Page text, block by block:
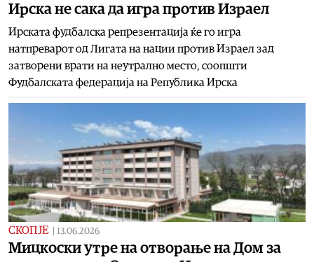
Ирска не сака да игра против Израел
Ирската фудбалска репрезентација ќе го игра
натпреварот од Лигата на нации против Израел зад
затворени врати на неутрално место, соопшти
Фудбалската федерација на Република Ирска
СКОПЈЕ 13.06.2026
Mицкоски утре на отворање на Дом за